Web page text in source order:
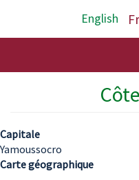
English
Capitale
Yamoussocro
Carte géographique